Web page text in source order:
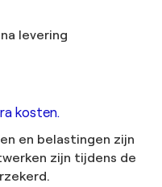
levering
kosten.
en belastingen zijn
zijn tijdens de